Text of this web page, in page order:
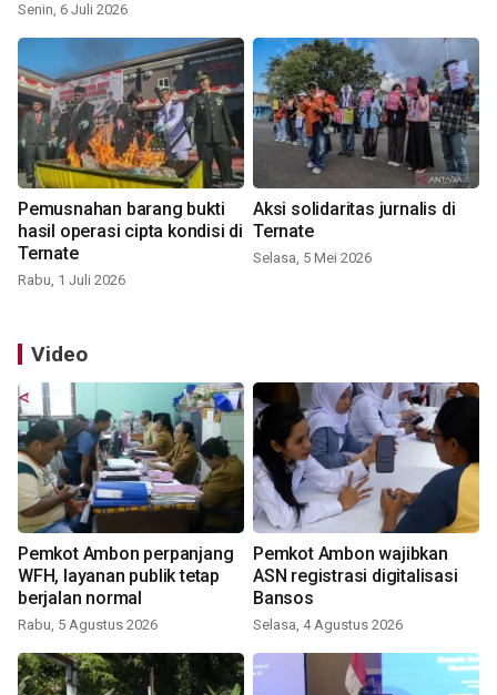
Senin, 6 Juli 2026
Pemusnahan barang bukti
hasil operasi cipta kondisi di
Ternate
Rabu, 1 Juli 2026
Aksi solidaritas jurnalis di
Ternate
Selasa, 5 Mei 2026
Video
Pemkot Ambon perpanjang
WFH, layanan publik tetap
berjalan normal
Rabu, 5 Agustus 2026
Pemkot Ambon wajibkan
ASN registrasi digitalisasi
Bansos
Selasa, 4 Agustus 2026